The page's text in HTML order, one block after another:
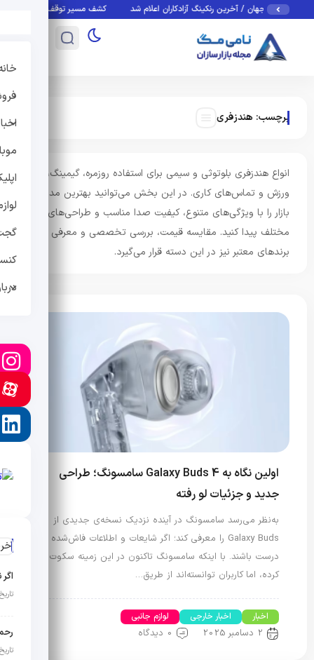
صدرنشین جهان / آخرین رنکینگ آزادکاران اعلام شد کشف مسیر توقف‌ناپذیری
تاریخ
تاریخ
برچسب: هندزفری
انواع هندزفری بلوتوثی و سیمی برای استفاده روزمره، گیمینگ،
ورزش و تماس‌های کاری. در این بخش می‌توانید بهترین مدل‌های
بازار را با ویژگی‌های متنوع، کیفیت صدا مناسب و طراحی‌های
مختلف پیدا کنید. مقایسه قیمت، بررسی تخصصی و معرفی
برندهای معتبر نیز در این دسته قرار می‌گیرد.
اولین نگاه به Galaxy Buds 4 سامسونگ؛ طراحی
جدید و جزئیات لو رفته
به‌نظر می‌رسد سامسونگ در آینده نزدیک نسخه‌ی جدیدی از
Galaxy Buds را معرفی کند؛ اگر شایعات و اطلاعات فاش‌شده
درست باشند. با اینکه سامسونگ تاکنون در این زمینه سکوت
کرده، اما کاربران توانسته‌اند از طریق…
اخبار اخبار خارجی لوازم جانبی
2 دسامبر 2025 0 دیدگاه